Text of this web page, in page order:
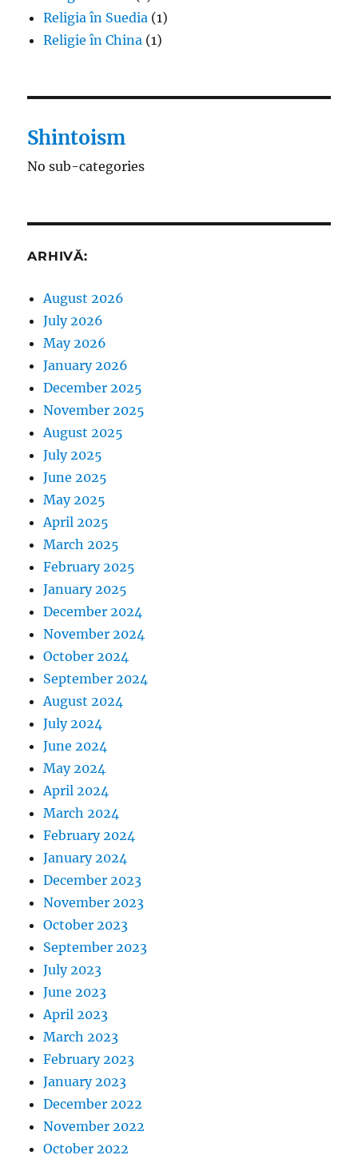
Religia în Suedia (1)
Religie în China (1)
Shintoism
No sub-categories
ARHIVĂ:
August 2026
July 2026
May 2026
January 2026
December 2025
November 2025
August 2025
July 2025
June 2025
May 2025
April 2025
March 2025
February 2025
January 2025
December 2024
November 2024
October 2024
September 2024
August 2024
July 2024
June 2024
May 2024
April 2024
March 2024
February 2024
January 2024
December 2023
November 2023
October 2023
September 2023
July 2023
June 2023
April 2023
March 2023
February 2023
January 2023
December 2022
November 2022
October 2022